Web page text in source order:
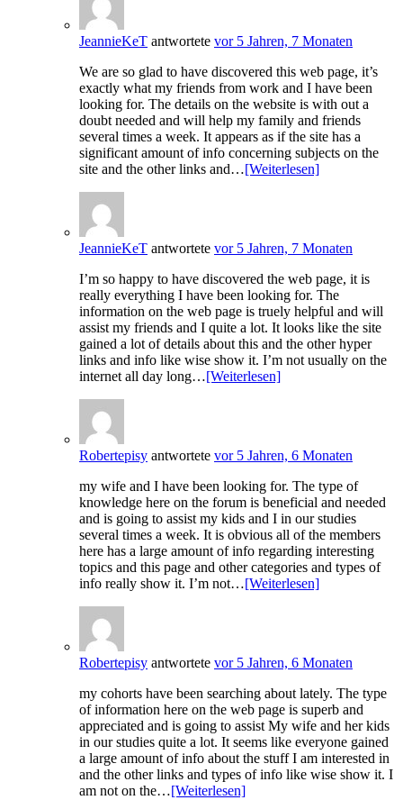
JeannieKeT antwortete vor 5 Jahren, 7 Monaten
We are so glad to have discovered this web page, it’s
exactly what my friends from work and I have been
looking for. The details on the website is with out a
doubt needed and will help my family and friends
several times a week. It appears as if the site has a
significant amount of info concerning subjects on the
site and the other links and…[Weiterlesen]
JeannieKeT antwortete vor 5 Jahren, 7 Monaten
I’m so happy to have discovered the web page, it is
really everything I have been looking for. The
information on the web page is truely helpful and will
assist my friends and I quite a lot. It looks like the site
gained a lot of details about this and the other hyper
links and info like wise show it. I’m not usually on the
internet all day long…[Weiterlesen]
Robertepisy antwortete vor 5 Jahren, 6 Monaten
my wife and I have been looking for. The type of
knowledge here on the forum is beneficial and needed
and is going to assist my kids and I in our studies
several times a week. It is obvious all of the members
here has a large amount of info regarding interesting
topics and this page and other categories and types of
info really show it. I’m not…[Weiterlesen]
Robertepisy antwortete vor 5 Jahren, 6 Monaten
my cohorts have been searching about lately. The type
of information here on the web page is superb and
appreciated and is going to assist My wife and her kids
in our studies quite a lot. It seems like everyone gained
a large amount of info about the stuff I am interested in
and the other links and types of info like wise show it. I
am not on the…[Weiterlesen]